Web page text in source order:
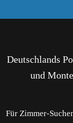
Deutschlands
und
Für Zimmer-